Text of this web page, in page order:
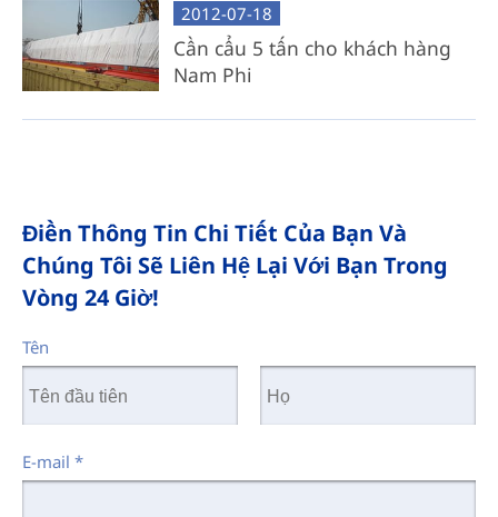
2012-07-18
Cần cẩu 5 tấn cho khách hàng
Nam Phi
Điền Thông Tin Chi Tiết Của Bạn Và
Chúng Tôi Sẽ Liên Hệ Lại Với Bạn Trong
Vòng 24 Giờ!
Tên
E-mail *